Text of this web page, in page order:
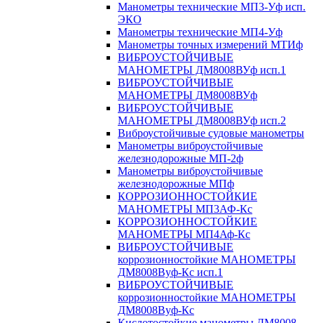
Манометры технические МП3-Уф исп.
ЭКО
Манометры технические МП4-Уф
Манометры точных измерений МТИф
ВИБРОУСТОЙЧИВЫЕ
МАНОМЕТРЫ ДМ8008ВУф исп.1
ВИБРОУСТОЙЧИВЫЕ
МАНОМЕТРЫ ДМ8008ВУф
ВИБРОУСТОЙЧИВЫЕ
МАНОМЕТРЫ ДМ8008ВУф исп.2
Виброустойчивые судовые манометры
Манометры виброустойчивые
железнодорожные МП-2ф
Манометры виброустойчивые
железнодорожные МПф
КОРРОЗИОННОСТОЙКИЕ
МАНОМЕТРЫ МП3АФ-Кс
КОРРОЗИОННОСТОЙКИЕ
МАНОМЕТРЫ МП4Аф-Кс
ВИБРОУСТОЙЧИВЫЕ
коррозионностойкие МАНОМЕТРЫ
ДМ8008Вуф-Кс исп.1
ВИБРОУСТОЙЧИВЫЕ
коррозионностойкие МАНОМЕТРЫ
ДМ8008Вуф-Кс